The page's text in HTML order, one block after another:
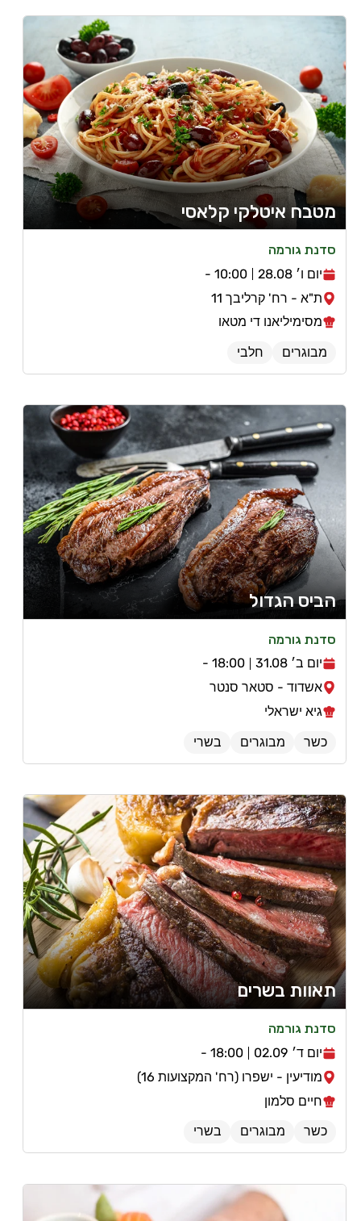
מטבח איטלקי קלאסי
סדנת גורמה
יום ו׳ 28.08
10:00 -
ת"א - רח' קרליבך 11
מסימיליאנו די מטאו
מבוגרים
חלבי
הביס הגדול
סדנת גורמה
יום ב׳ 31.08
18:00 -
אשדוד - סטאר סנטר
גיא ישראלי
כשר
מבוגרים בשרי
תאוות בשרים
סדנת גורמה
יום ד׳ 02.09
18:00 -
מודיעין - ישפרו (רח' המקצועות 16)
חיים סלמון
כשר
מבוגרים בשרי